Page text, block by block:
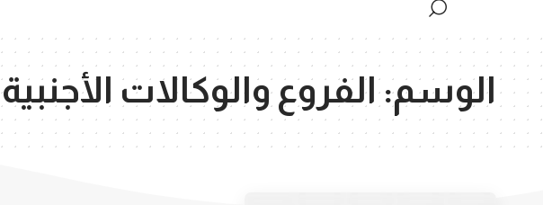
الوسم:الفروع والوكالات الأجنبية